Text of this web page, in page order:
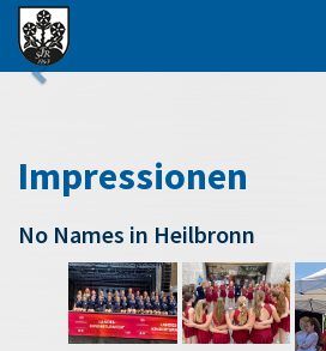
Impressionen
No Names in Heilbronn